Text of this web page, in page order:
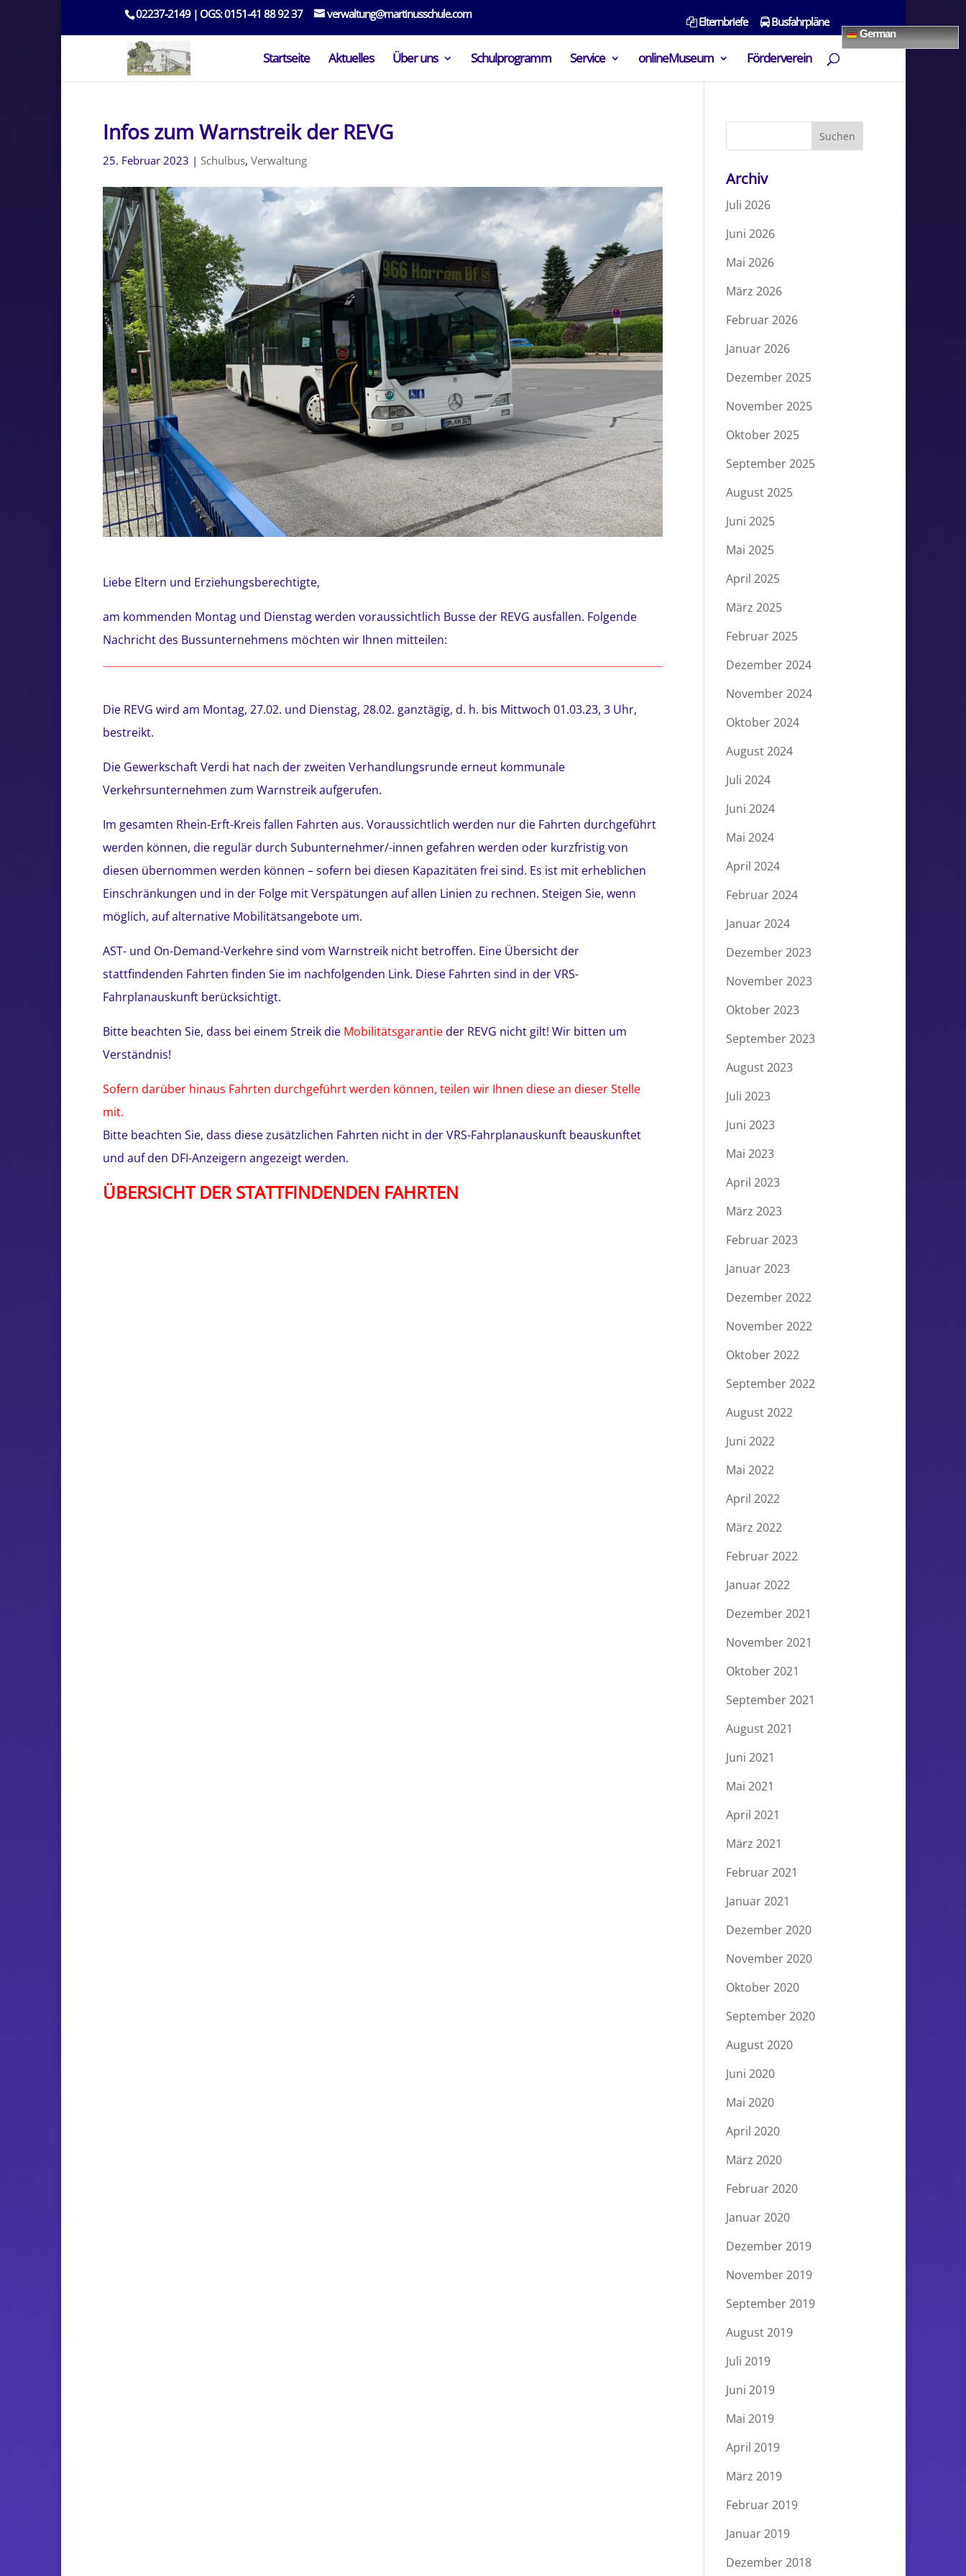
02237-2149 | OGS: 0151-41 88 92 37 verwaltung@martinusschule.com
Elternbriefe Busfahrpläne
German
Startseite Aktuelles Über uns Schulprogramm Service onlineMuseum Förderverein
Infos zum Warnstreik der REVG
25. Februar 2023 |Schulbus,Verwaltung
Liebe Eltern und Erziehungsberechtigte,
am kommenden Montag und Dienstag werden voraussichtlich Busse der REVG ausfallen. Folgende
Nachricht des Bussunternehmens möchten wir Ihnen mitteilen:
Die REVG wird am Montag, 27.02. und Dienstag, 28.02. ganztägig, d. h. bis Mittwoch 01.03.23, 3 Uhr,
bestreikt.
Die Gewerkschaft Verdi hat nach der zweiten Verhandlungsrunde erneut kommunale
Verkehrsunternehmen zum Warnstreik aufgerufen.
Im gesamten Rhein-Erft-Kreis fallen Fahrten aus. Voraussichtlich werden nur die Fahrten durchgeführt
werden können, die regulär durch Subunternehmer/-innen gefahren werden oder kurzfristig von
diesen übernommen werden können – sofern bei diesen Kapazitäten frei sind. Es ist mit erheblichen
Einschränkungen und in der Folge mit Verspätungen auf allen Linien zu rechnen. Steigen Sie, wenn
möglich, auf alternative Mobilitätsangebote um.
AST- und On-Demand-Verkehre sind vom Warnstreik nicht betroffen. Eine Übersicht der
stattfindenden Fahrten finden Sie im nachfolgenden Link. Diese Fahrten sind in der VRS-
Fahrplanauskunft berücksichtigt.
Bitte beachten Sie, dass bei einem Streik die Mobilitätsgarantieder REVG nicht gilt! Wir bitten um
Verständnis!
Sofern darüber hinaus Fahrten durchgeführt werden können, teilen wir Ihnen diese an dieser Stelle
mit.
Bitte beachten Sie, dass diese zusätzlichen Fahrten nicht in der VRS-Fahrplanauskunft beauskunftet
und auf den DFI-Anzeigern angezeigt werden.
ÜBERSICHT DER STATTFINDENDEN FAHRTEN
Archiv
Juli 2026
Juni 2026
Mai 2026
März 2026
Februar 2026
Januar 2026
Dezember 2025
November 2025
Oktober 2025
September 2025
August 2025
Juni 2025
Mai 2025
April 2025
März 2025
Februar 2025
Dezember 2024
November 2024
Oktober 2024
August 2024
Juli 2024
Juni 2024
Mai 2024
April 2024
Februar 2024
Januar 2024
Dezember 2023
November 2023
Oktober 2023
September 2023
August 2023
Juli 2023
Juni 2023
Mai 2023
April 2023
März 2023
Februar 2023
Januar 2023
Dezember 2022
November 2022
Oktober 2022
September 2022
August 2022
Juni 2022
Mai 2022
April 2022
März 2022
Februar 2022
Januar 2022
Dezember 2021
November 2021
Oktober 2021
September 2021
August 2021
Juni 2021
Mai 2021
April 2021
März 2021
Februar 2021
Januar 2021
Dezember 2020
November 2020
Oktober 2020
September 2020
August 2020
Juni 2020
Mai 2020
April 2020
März 2020
Februar 2020
Januar 2020
Dezember 2019
November 2019
September 2019
August 2019
Juli 2019
Juni 2019
Mai 2019
April 2019
März 2019
Februar 2019
Januar 2019
Dezember 2018